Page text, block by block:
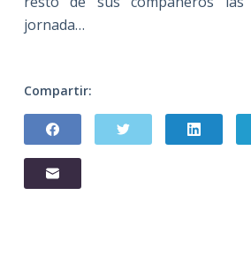
jornada…
Compartir: